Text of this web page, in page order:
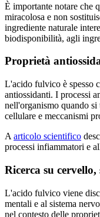
È importante notare che
miracolosa e non
ingrediente naturale
biodisponibilità, agli
Proprietà
L'acido fulvico è spesso
antiossidanti. I processi
nell'organismo quando
cellulare e meccanismi
A articolo scientifico
processi infiammatori e
Ricerca su
L'acido fulvico viene
mentali e al sistema
nel contesto delle